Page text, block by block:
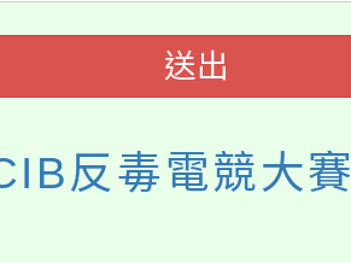
送出
反毒電競大